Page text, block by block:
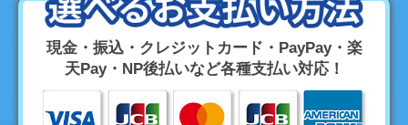
現金・振込・クレジットカード・PayPay・楽
天Pay・NP後払いなど各種支払い対応！